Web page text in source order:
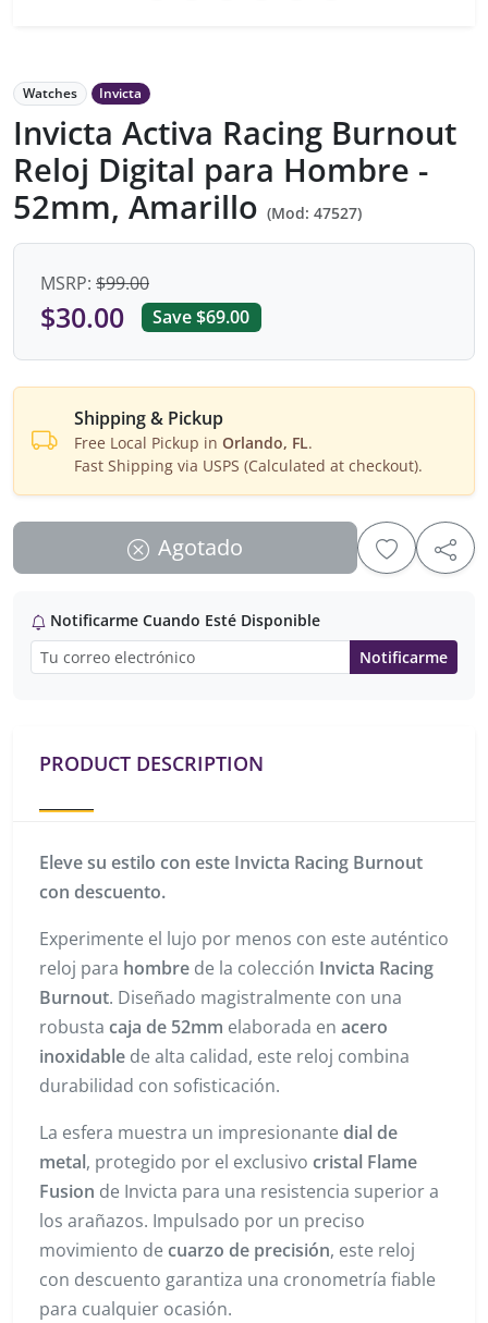
Watches Invicta
Invicta Activa Racing Burnout
Reloj Digital para Hombre -
52mm, Amarillo (Mod: 47527)
MSRP: $99.00
$30.00 Save $69.00
Shipping & Pickup
Free Local Pickup inOrlando, FL.
Fast Shipping via USPS (Calculated at checkout).
Agotado
Notificarme Cuando Esté Disponible
Notificarme
PRODUCT DESCRIPTION
Eleve su estilo con este Invicta Racing Burnout
con descuento.
Experimente el lujo por menos con este auténtico
reloj para hombre de la colección Invicta Racing
Burnout. Diseñado magistralmente con una
robusta caja de 52mm elaborada en acero
inoxidable de alta calidad, este reloj combina
durabilidad con sofisticación.
La esfera muestra un impresionante dial de
metal, protegido por el exclusivo cristal Flame
Fusion de Invicta para una resistencia superior a
los arañazos. Impulsado por un preciso
movimiento de cuarzo de precisión, este reloj
con descuento garantiza una cronometría fiable
para cualquier ocasión.